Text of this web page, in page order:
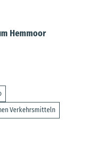
Hemmoor
Verkehrsmitteln